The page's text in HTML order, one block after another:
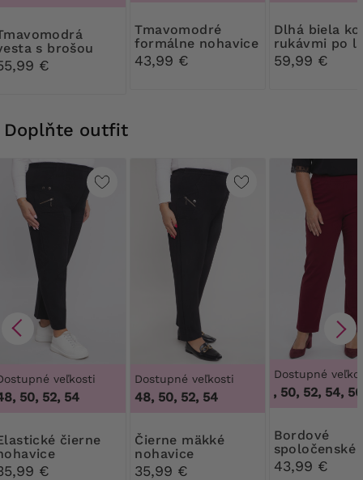
s brošou
€
Tmavomodré
formálne nohavice
43,99 €
Dlhá biela košeľa s
rukávmi po
59,99 €
Doplňte outfit
veľkosti
50, 52, 54
€
Dostupné veľkosti
48, 50, 52, 54
Čierne mäkké
nohavice
35,99 €
Dostupné
46, 48, 50, 52, 54,
Bordové
spoločenské
nohavice
43,99 €